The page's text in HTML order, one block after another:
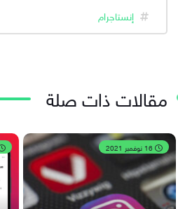
إنستاجرام
مقالات ذات صلة